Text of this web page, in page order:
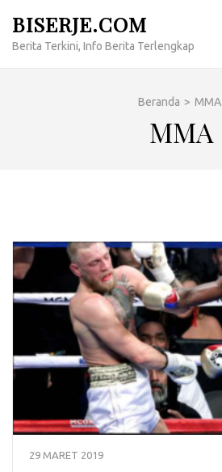
konten
BISERJE.COM
Berita Terkini, Info Berita Terlengkap
Beranda > MMA
MMA
29 MARET 2019